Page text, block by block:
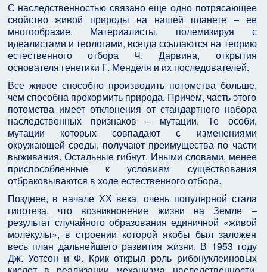
С наследственностью связано еще одно потрясающее
свойство живой природы на нашей планете – ее
многообразие. Материалисты, полемизируя с
идеалистами и теологами, всегда ссылаются на теорию
естественного отбора Ч. Дарвина, открытия
основателя генетики Г. Менделя и их последователей.
Все живое способно производить потомства больше,
чем способна прокормить природа. Причем, часть этого
потомства имеет отклонения от стандартного набора
наследственных признаков – мутации. Те особи,
мутации которых совпадают с изменениями
окружающей среды, получают преимущества по части
выживания. Остальные гибнут. Иными словами, менее
приспособленные к условиям существования
отбраковываются в ходе естественного отбора.
Позднее, в начале ХХ века, очень популярной стала
гипотеза, что возникновение жизни на Земле –
результат случайного образования единичной «живой
молекулы», в строении которой якобы был заложен
весь план дальнейшего развития жизни. В 1953 году
Дж. Уотсон и Ф. Крик открыл роль рибонуклеиновых